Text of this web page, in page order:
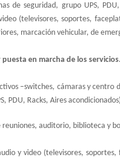
de seguridad, grupo UPS,
(televisores, soportes,
marcación vehicular, de
en marcha de los servicios.
–switches, cámaras y
PDU, Racks, Aires
auditorio, biblioteca y
y video (televisores,